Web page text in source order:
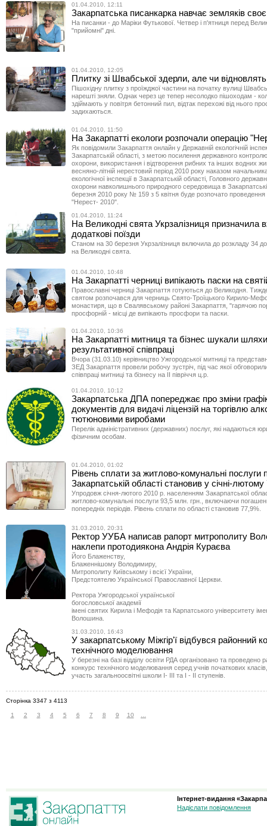
01.04.2010, 12:11
Закарпатська писанкарка навчає земляків
На писанки - до Маріки Футькової. Четвер і п'ятниця перед
"прийомні" дні.
01.04.2010, 12:05
Плитку зі Швабської здерли, але чи
Пішохідну плитку з проїжджої частини на початку вулиці
нарешті зняли. Однак через це тепер несолодко пішоходам -
здіймають у повітря бетонний пил, відтак перехожі від нього
задихаються.
01.04.2010, 11:50
На Закарпатті екологи розпочали операцію
Як повідомили Закарпаття онлайн у Державній екологічній
Закарпатській області, з метою посилення державного
охорони, використання і відтворення рибних та інших водних
весняно-літній нерестовий період 2010 року наказом
екологічної інспекції в Закарпатській області, Головного
охорони навколишнього природного середовища в
березня 2010 року № 159 з 5 квітня буде розпочато проведення
"Нерест- 2010".
01.04.2010, 11:24
На Великодні свята Укрзалізниця призначила
додаткові поїзди
Станом на 30 березня Укрзалізниця включила до розкладу 34
на Великодні свята.
01.04.2010, 10:48
На Закарпатті черниці випікають паски на
Православні черниці Закарпаття готуються до Великодня.
святом розпочався для черниць Свято-Троїцького Кирило-
монастиря, що в Свалявському районі Закарпаття, "гарячою
просфорній - місці де випікають просфори та паски.
01.04.2010, 10:36
На Закарпатті митниця та бізнес шукали шляхи
результативної співпраці
Вчора (31.03.10) керівництво Ужгородської митниці та
ЗЕД Закарпаття провели робочу зустріч, під час якої
співпраці митниці та бізнесу на ІІ півріччя ц.р.
01.04.2010, 10:12
Закарпатська ДПА попереджає про зміни
документів для видачі ліцензій на торгівлю
тютюновими виробами
Перелік адміністративних (державних) послуг, які надаються
фізичним особам.
01.04.2010, 01:02
Рівень сплати за житлово-комунальні послуги
Закарпатській області становив у січні-
Упродовж січня-лютого 2010 р. населенням Закарпатської
житлово-комунальні послуги 93,5 млн. грн., включаючи
попередніх періодів. Рівень сплати по області становив 77,9%.
31.03.2010, 20:31
Ректор УУБА написав рапорт митрополиту
наклепи протодиякона Андрія Кураєва
Його Блаженству,
Блаженнішому Володимиру,
Митрополиту Київському і всієї України,
Предстоятелю Української Православної Церкви.
Ректора Ужгородської української
богословської академії
імені святих Кирила і Мефодія та Карпатського університету
Волошина.
31.03.2010, 16:43
У закарпатському Міжгір'ї відбувся районний
технічного моделювання
У березні на базі відділу освіти РДА організовано та проведено
конкурс технічного моделювання серед учнів початкових
участь загальноосвітні школи І- ІІІ та І - ІІ ступенів.
Сторінка 3347 з 4113
1 2 3 4 5 6 7 8 9 10 ...
Інтернет-видання
Надіслати повідомлення